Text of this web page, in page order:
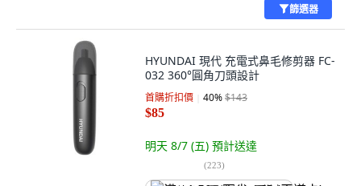
篩選器
HYUNDAI 現代 充電式鼻毛修剪器 FC-
032 360°圓角刀頭設計
首購折扣價 40%$143
$85
明天 8/7 (五) 預計送達
(223)